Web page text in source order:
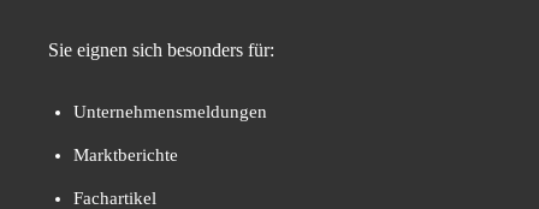
Sie eignen sich besonders für:
Unternehmensmeldungen
Marktberichte
Fachartikel